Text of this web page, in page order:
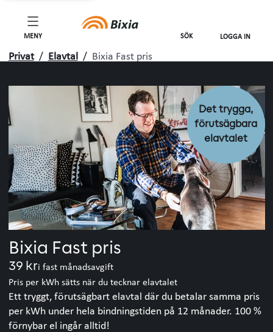
MENY SÖK LOGGA IN
Privat / Elavtal / Bixia Fast pris
Det trygga,
förutsägbara
elavtalet
Bixia Fast pris
39 kri fast månadsavgift
Pris per kWh sätts när du tecknar elavtalet
Ett tryggt, förutsägbart elavtal där du betalar samma pris
per kWh under hela bindningstiden på 12 månader. 100 %
förnybar el ingår alltid!